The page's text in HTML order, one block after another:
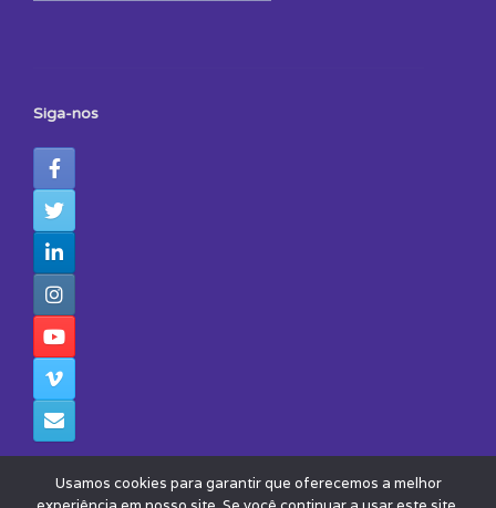
Siga-nos
Usamos cookies para garantir que oferecemos a melhor